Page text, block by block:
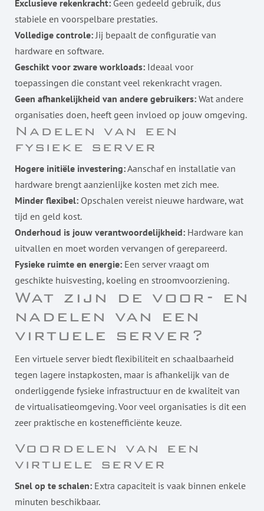
Exclusieve rekenkracht: Geen gedeeld gebruik, dus
stabiele en voorspelbare prestaties.
Volledige controle:Jij bepaalt de configuratie van
hardware en software.
Geschikt voor zware workloads: Ideaal voor
toepassingen die constant veel rekenkracht vragen.
Geen afhankelijkheid van andere gebruikers: Wat andere
organisaties doen, heeft geen invloed op jouw omgeving.
Nadelen van een
fysieke server
Hogere initiële investering:Aanschaf en installatie van
hardware brengt aanzienlijke kosten met zich mee.
Minder flexibel: Opschalen vereist nieuwe hardware, wat
tijd en geld kost.
Onderhoud is jouw verantwoordelijkheid: Hardware kan
uitvallen en moet worden vervangen of gerepareerd.
Fysieke ruimte en energie: Een server vraagt om
geschikte huisvesting, koeling en stroomvoorziening.
Wat zijn de voor- en
nadelen van een
virtuele server?
Een virtuele server biedt flexibiliteit en schaalbaarheid
tegen lagere instapkosten, maar is afhankelijk van de
onderliggende fysieke infrastructuur en de kwaliteit van
de virtualisatieomgeving. Voor veel organisaties is dit een
zeer praktische en kostenefficiënte keuze.
Voordelen van een
virtuele server
Snel op te schalen: Extra capaciteit is vaak binnen enkele
minuten beschikbaar.